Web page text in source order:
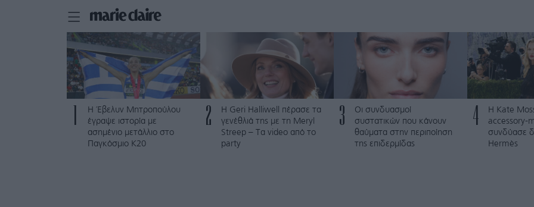
Η Έβελυν Μητροπούλου
έγραψε ιστορία με
ασημένιο μετάλλιο στο
Παγκόσμιο Κ20
2
Η Geri Halliwell πέρασε τα
γενέθλιά της με τη Meryl
Streep – Τα video από το
party
3
Οι συνδυασμοί
συστατικών που κάνουν
θαύματα στην περιποίηση
της επιδερμίδας
4
Η Kate
accessory-
συνδύασε
Hermès